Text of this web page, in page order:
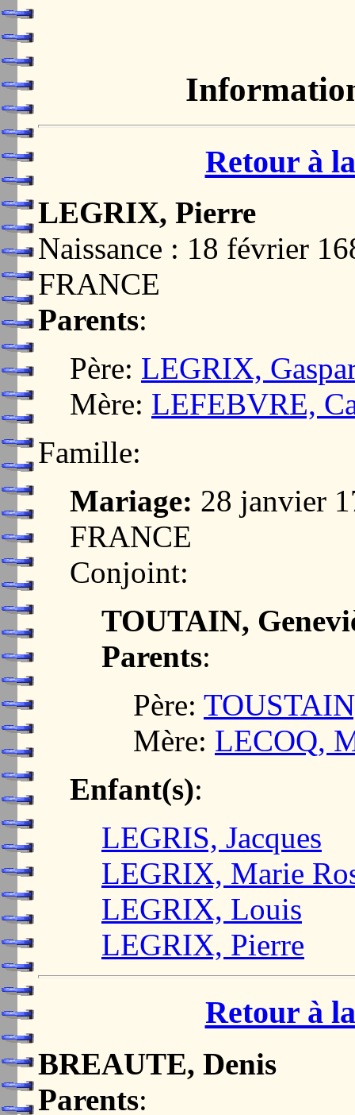
Retour à
LEGRIX, Pierre
Naissance : 18 février
FRANCE
Parents:
Père: LEGRIX,
Mère: LEFEBVRE,
Famille:
Mariage: 28 janvier
FRANCE
Conjoint:
TOUTAIN,
Parents:
Père:
Mère: LECOQ,
Enfant(s):
LEGRIS, Jacques
LEGRIX, Marie
LEGRIX, Louis
LEGRIX, Pierre
Retour à
BREAUTE, Denis
Parents: